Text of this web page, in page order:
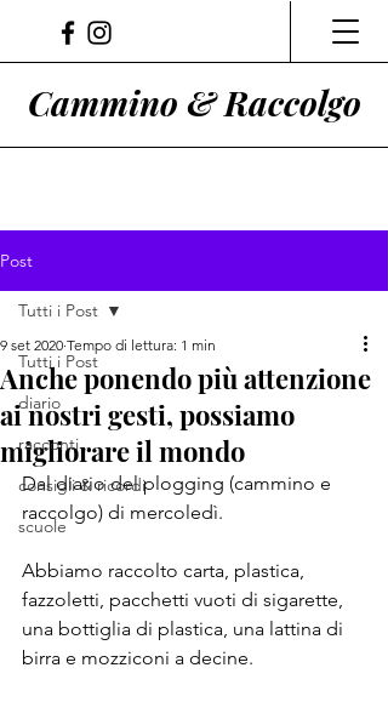
Cammino & Raccolgo
Post
Tutti i Post
diario
racconti
consigli & ricordi
scuole
Tutti i Post
Anche ponendo più attenzione
ai nostri gesti, possiamo
migliorare il mondo
9 set 2020 Tempo di lettura: 1 min
Dal diario del plogging (cammino e
raccolgo) di mercoledì.
Abbiamo raccolto carta, plastica,
fazzoletti, pacchetti vuoti di sigarette,
una bottiglia di plastica, una lattina di
birra e mozziconi a decine.